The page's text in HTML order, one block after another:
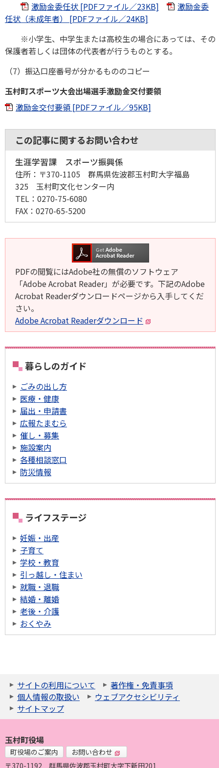
激励金委任状 [PDFファイル／23KB]
激励金委
任状（未成年者） [PDFファイル／24KB]
※小学生、中学生または高校生の場合にあっては、その
保護者若しくは団体の代表者が行うものとする。
（7）振込口座番号が分かるもののコピー
玉村町スポーツ大会出場選手激励金交付要領
激励金交付要領 [PDFファイル／95KB]
この記事に関するお問い合わせ
生涯学習課 スポーツ振興係
住所： 〒370-1105 群馬県佐波郡玉村町大字福島
325 玉村町文化センター内
TEL： 0270-75-6080
FAX： 0270-65-5200
PDFの閲覧にはAdobe社の無償のソフトウェア
「Adobe Acrobat Reader」が必要です。下記のAdobe
Acrobat Readerダウンロードページから入手してくだ
さい。
Adobe Acrobat Readerダウンロード
暮らしのガイド
ごみの出し方
医療・健康
届出・申請書
広報たまむら
催し・募集
施設案内
各種相談窓口
防災情報
ライフステージ
妊娠・出産
子育て
学校・教育
引っ越し・住まい
就職・退職
結婚・離婚
老後・介護
おくやみ
サイトの利用について
著作権・免責事項
個人情報の取扱い
ウェブアクセシビリティ
サイトマップ
玉村町役場
町役場のご案内
お問い合わせ
〒370-1192
群馬県佐波郡玉村町大字下新田201